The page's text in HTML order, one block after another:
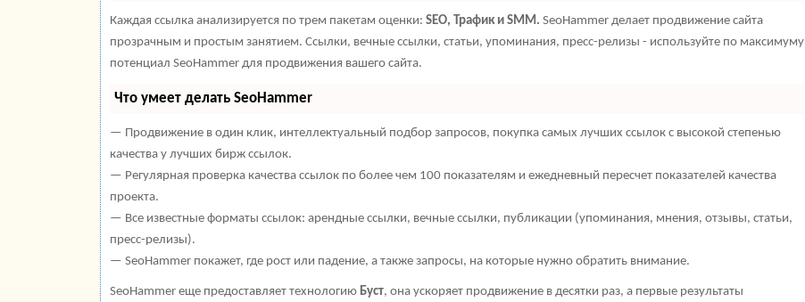
Каждая ссылка анализируется по трем пакетам оценки: SEO, Трафик и SMM. SeoHammer делает продвижение сайта
прозрачным и простым занятием. Ссылки, вечные ссылки, статьи, упоминания, пресс-релизы - используйте по максимуму
потенциал SeoHammer для продвижения вашего сайта.
Что умеет делать SeoHammer
— Продвижение в один клик, интеллектуальный подбор запросов, покупка самых лучших ссылок с высокой степенью
качества у лучших бирж ссылок.
— Регулярная проверка качества ссылок по более чем 100 показателям и ежедневный пересчет показателей качества
проекта.
— Все известные форматы ссылок: арендные ссылки, вечные ссылки, публикации (упоминания, мнения, отзывы, статьи,
пресс-релизы).
— SeoHammer покажет, где рост или падение, а также запросы, на которые нужно обратить внимание.
SeoHammer еще предоставляет технологию Буст, она ускоряет продвижение в десятки раз, а первые результаты